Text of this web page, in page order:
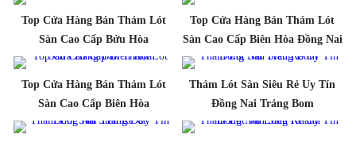
Top Cửa Hàng Bán Thảm Lót
Sàn Cao Cấp Bửu Hòa
Top Cửa Hàng Bán Thảm Lót
Sàn Cao Cấp Biên Hòa Đồng Nai
Top Cửa Hàng Bán Thảm Lót
Sàn Cao Cấp Biên Hòa
Thảm Lót Sàn Siêu Rẻ Uy Tín
Đồng Nai Trảng Bom